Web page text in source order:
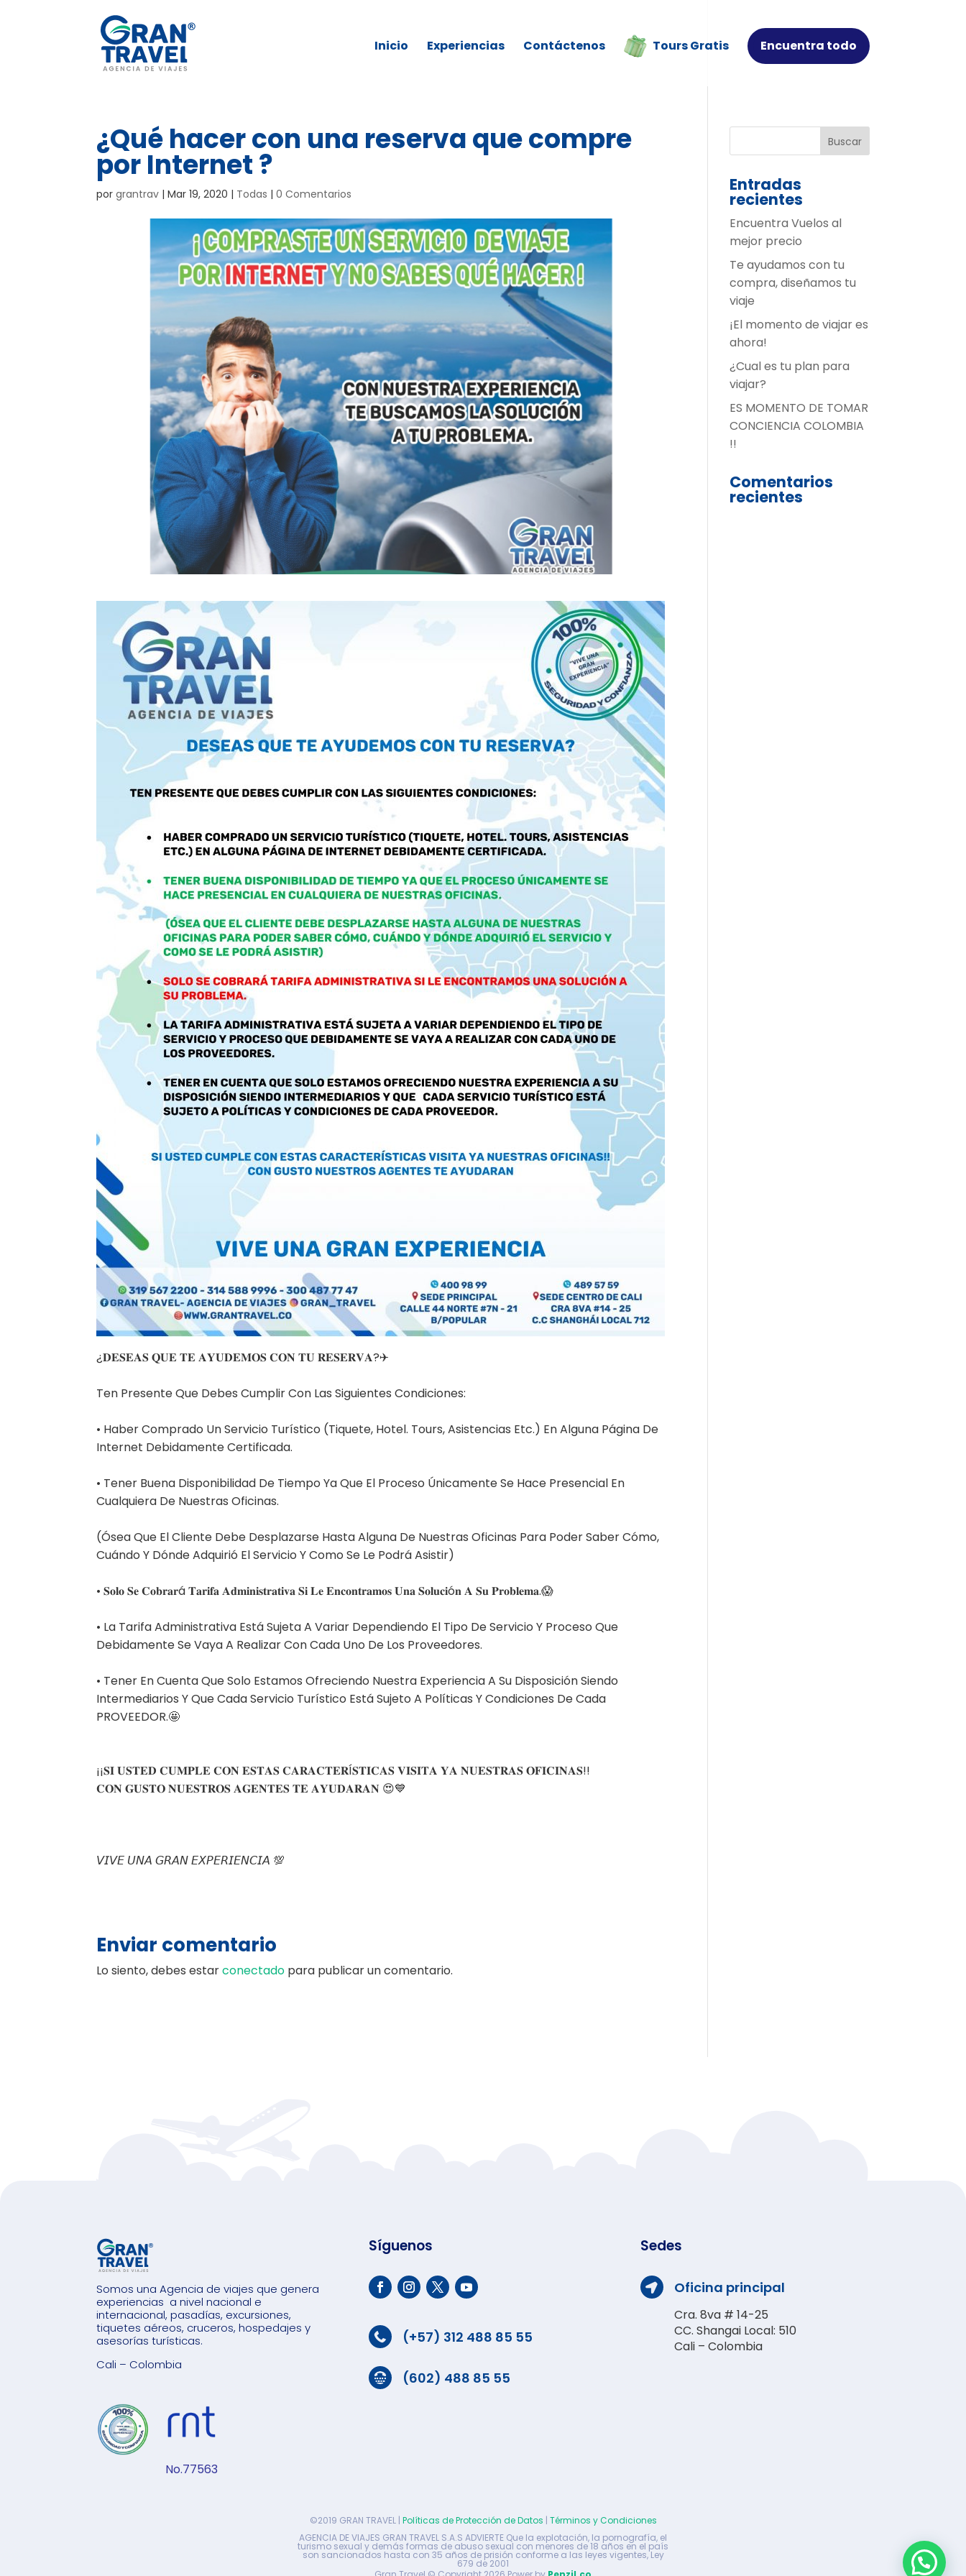
Inicio Experiencias Contáctenos Tours Gratis Encuentra todo
¿Qué hacer con una reserva que compre
por Internet ?
porgrantrav |Mar 19, 2020 | Todas |0 Comentarios
¿𝐃𝐄𝐒𝐄𝐀𝐒 𝐐𝐔𝐄 𝐓𝐄 𝐀𝐘𝐔𝐃𝐄𝐌𝐎𝐒 𝐂𝐎𝐍 𝐓𝐔 𝐑𝐄𝐒𝐄𝐑𝐕𝐀?⁣✈
Ten Presente Que Debes Cumplir Con Las Siguientes Condiciones:⁣
• Haber Comprado Un Servicio Turístico (Tiquete, Hotel. Tours, Asistencias Etc.) En Alguna Página De
Internet Debidamente Certificada.⁣
• Tener Buena Disponibilidad De Tiempo Ya Que El Proceso Únicamente Se Hace Presencial En
Cualquiera De Nuestras Oficinas.⁣
(Ósea Que El Cliente Debe Desplazarse Hasta Alguna De Nuestras Oficinas Para Poder Saber Cómo,
Cuándo Y Dónde Adquirió El Servicio Y Como Se Le Podrá Asistir) ⁣
• 𝐒𝐨𝐥𝐨 𝐒𝐞 𝐂𝐨𝐛𝐫𝐚𝐫á 𝐓𝐚𝐫𝐢𝐟𝐚 𝐀𝐝𝐦𝐢𝐧𝐢𝐬𝐭𝐫𝐚𝐭𝐢𝐯𝐚 𝐒𝐢 𝐋𝐞 𝐄𝐧𝐜𝐨𝐧𝐭𝐫𝐚𝐦𝐨𝐬 𝐔𝐧𝐚 𝐒𝐨𝐥𝐮𝐜𝐢ó𝐧 𝐀 𝐒𝐮 𝐏𝐫𝐨𝐛𝐥𝐞𝐦𝐚.😱 ⁣
• La Tarifa Administrativa Está Sujeta A Variar Dependiendo El Tipo De Servicio Y Proceso Que
Debidamente Se Vaya A Realizar Con Cada Uno De Los Proveedores.⁣
• Tener En Cuenta Que Solo Estamos Ofreciendo Nuestra Experiencia A Su Disposición Siendo
Intermediarios Y Que Cada Servicio Turístico Está Sujeto A Políticas Y Condiciones De Cada
PROVEEDOR.⁣🤩
¡¡𝐒𝐈 𝐔𝐒𝐓𝐄𝐃 𝐂𝐔𝐌𝐏𝐋𝐄 𝐂𝐎𝐍 𝐄𝐒𝐓𝐀𝐒 𝐂𝐀𝐑𝐀𝐂𝐓𝐄𝐑Í𝐒𝐓𝐈𝐂𝐀𝐒 𝐕𝐈𝐒𝐈𝐓𝐀 𝐘𝐀 𝐍𝐔𝐄𝐒𝐓𝐑𝐀𝐒 𝐎𝐅𝐈𝐂𝐈𝐍𝐀𝐒!! ⁣
𝐂𝐎𝐍 𝐆𝐔𝐒𝐓𝐎 𝐍𝐔𝐄𝐒𝐓𝐑𝐎𝐒 𝐀𝐆𝐄𝐍𝐓𝐄𝐒 𝐓𝐄 𝐀𝐘𝐔𝐃𝐀𝐑𝐀𝐍⁣ 😍💙
𝘝𝘐𝘝𝘌 𝘜𝘕𝘈 𝘎𝘙𝘈𝘕 𝘌𝘟𝘗𝘌𝘙𝘐𝘌𝘕𝘊𝘐𝘈⁣ 💯
Enviar comentario
Lo siento, debes estarconectado para publicar un comentario.
Entradas
recientes
Encuentra Vuelos al
mejor precio
Te ayudamos con tu
compra, diseñamos tu
viaje
¡El momento de viajar es
ahora!
¿Cual es tu plan para
viajar?
ES MOMENTO DE TOMAR
CONCIENCIA COLOMBIA
!!
Comentarios
recientes
Somos una Agencia de viajes que genera
experiencias a nivel nacional e
internacional, pasadías, excursiones,
tiquetes aéreos, cruceros, hospedajes y
asesorías turísticas.
Cali – Colombia
No.77563
Síguenos
 (+57) 312 488 85 55
 (602) 488 85 55
Sedes
 Oficina principal
Cra. 8va # 14-25
CC. Shangai Local: 510
Cali – Colombia
©2019 GRAN TRAVEL | Políticas de Protección de Datos | Términos y Condiciones
AGENCIA DE VIAJES GRAN TRAVEL S.A.S ADVIERTE Que la explotación, la pornografía, el
turismo sexual y demás formas de abuso sexual con menores de 18 años en el país
son sancionados hasta con 35 años de prisión conforme a las leyes vigentes, Ley
679 de 2001